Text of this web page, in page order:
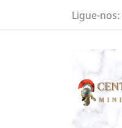
Ligue-nos: